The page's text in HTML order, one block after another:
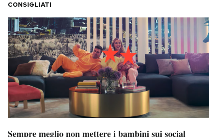
CONSIGLIATI
Sempre meglio non mettere i bambini sui social